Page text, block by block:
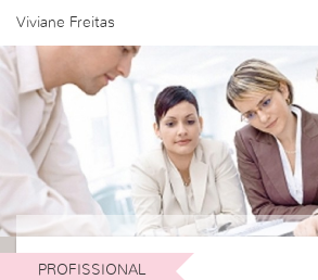
Viviane Freitas
PROFISSIONAL